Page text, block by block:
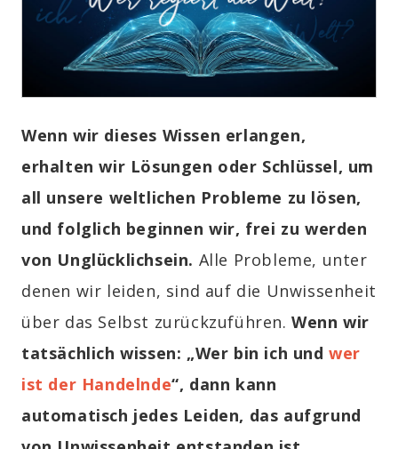
Wenn wir dieses Wissen erlangen,
erhalten wir Lösungen oder Schlüssel, um
all unsere weltlichen Probleme zu lösen,
und folglich beginnen wir, frei zu werden
von Unglücklichsein. Alle Probleme, unter
denen wir leiden, sind auf die Unwissenheit
über das Selbst zurückzuführen.Wenn wir
tatsächlich wissen: „Wer bin ich undwer
ist der Handelnde“, dann kann
automatisch jedes Leiden, das aufgrund